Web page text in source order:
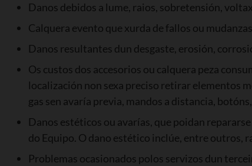
Danos debidos a lume, raios, sobretensión,
Calquera evento que xurda de fallos ou
Danos resultantes dun desgaste, erosión,
Os custos dos accesorios ou calquera peza
localización non sexa preciso retirar elementos
gas sen avaría previa, mandos a distancia,
Danos estéticos ou avarías, que poidan
do Equipo. O dano estético inclúe, entre outros,
Problemas ocasionados polos servizos dun